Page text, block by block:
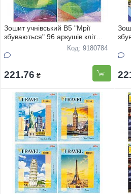
Зошит учнівський В5 "Мрії
збуваються" 96 аркушів кліт
"COPYBOOK" 3790 8штКод: 9180784
221.76 ₴